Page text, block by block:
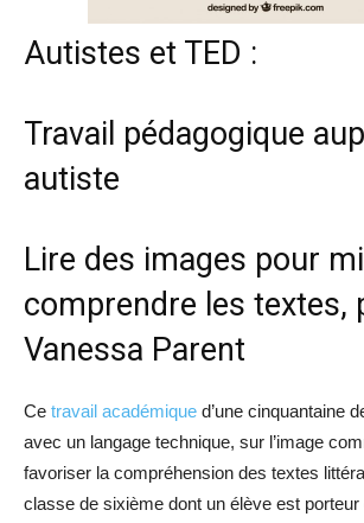
Autistes et TED :
Travail pédagogique
autiste
Lire des images pour
comprendre les textes,
Vanessa Parent
Ce travail académique d’une cinquantaine
avec un langage technique, sur l’image
favoriser la compréhension des textes
classe de sixième dont un élève est porteur